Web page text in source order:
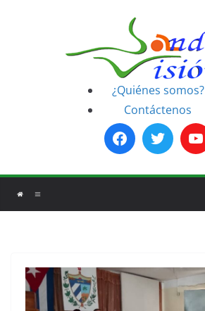
¿Quiénes somos?
Contáctenos